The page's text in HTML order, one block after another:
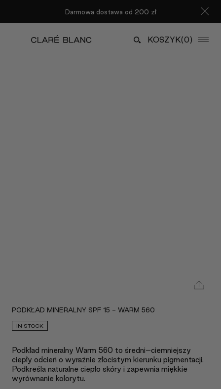
Darmowa dostawa od 200 zł
KOSZYK(0)
PODKŁAD MINERALNY SPF 15 - WARM 560
IN STOCK
Podkład mineralny Warm 560 to średni–ciemniejszy
ciepły odcień o wyraźnie złocistym kierunku pigmentacji.
Podkreśla naturalne ciepło skóry i zapewnia miękkie
wyrównanie kolorytu.